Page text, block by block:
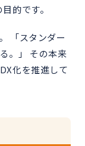
的です。
「スタンダー
。」 その本来
化を推進して